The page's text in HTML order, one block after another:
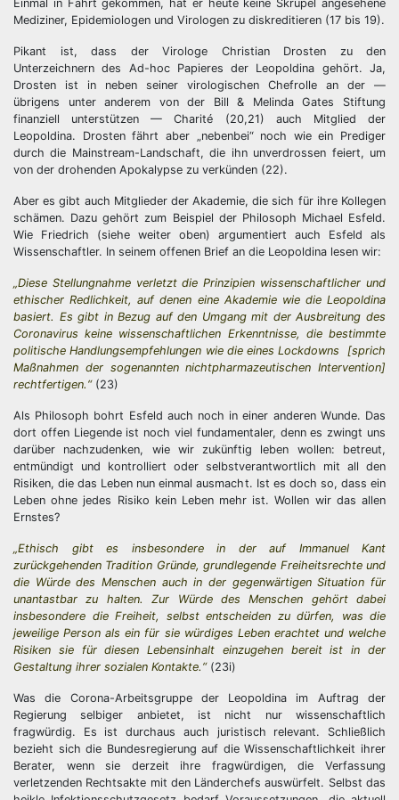
Einmal in Fahrt gekommen, hat er heute keine Skrupel angesehene
Mediziner, Epidemiologen und Virologen zu diskreditieren (17 bis 19).
Pikant ist, dass der Virologe Christian Drosten zu den
Unterzeichnern des Ad-hoc Papieres der Leopoldina gehört. Ja,
Drosten ist in neben seiner virologischen Chefrolle an der —
übrigens unter anderem von der Bill & Melinda Gates Stiftung
finanziell unterstützen — Charité (20,21) auch Mitglied der
Leopoldina. Drosten fährt aber „nebenbei“ noch wie ein Prediger
durch die Mainstream-Landschaft, die ihn unverdrossen feiert, um
von der drohenden Apokalypse zu verkünden (22).
Aber es gibt auch Mitglieder der Akademie, die sich für ihre Kollegen
schämen. Dazu gehört zum Beispiel der Philosoph Michael Esfeld.
Wie Friedrich (siehe weiter oben) argumentiert auch Esfeld als
Wissenschaftler. In seinem offenen Brief an die Leopoldina lesen wir:
„Diese Stellungnahme verletzt die Prinzipien wissenschaftlicher und
ethischer Redlichkeit, auf denen eine Akademie wie die Leopoldina
basiert. Es gibt in Bezug auf den Umgang mit der Ausbreitung des
Coronavirus keine wissenschaftlichen Erkenntnisse, die bestimmte
politische Handlungsempfehlungen wie die eines Lockdowns [sprich
Maßnahmen der sogenannten nichtpharmazeutischen Intervention]
rechtfertigen.“(23)
Als Philosoph bohrt Esfeld auch noch in einer anderen Wunde. Das
dort offen Liegende ist noch viel fundamentaler, denn es zwingt uns
darüber nachzudenken, wie wir zukünftig leben wollen: betreut,
entmündigt und kontrolliert oder selbstverantwortlich mit all den
Risiken, die das Leben nun einmal ausmacht. Ist es doch so, dass ein
Leben ohne jedes Risiko kein Leben mehr ist. Wollen wir das allen
Ernstes?
„Ethisch gibt es insbesondere in der auf Immanuel Kant
zurückgehenden Tradition Gründe, grundlegende Freiheitsrechte und
die Würde des Menschen auch in der gegenwärtigen Situation für
unantastbar zu halten. Zur Würde des Menschen gehört dabei
insbesondere die Freiheit, selbst entscheiden zu dürfen, was die
jeweilige Person als ein für sie würdiges Leben erachtet und welche
Risiken sie für diesen Lebensinhalt einzugehen bereit ist in der
Gestaltung ihrer sozialen Kontakte.“(23i)
Was die Corona-Arbeitsgruppe der Leopoldina im Auftrag der
Regierung selbiger anbietet, ist nicht nur wissenschaftlich
fragwürdig. Es ist durchaus auch juristisch relevant. Schließlich
bezieht sich die Bundesregierung auf die Wissenschaftlichkeit ihrer
Berater, wenn sie derzeit ihre fragwürdigen, die Verfassung
verletzenden Rechtsakte mit den Länderchefs auswürfelt. Selbst das